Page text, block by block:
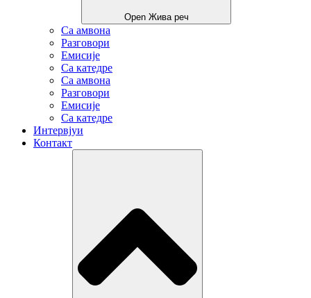
Open Жива реч
Са амвона
Разговори
Емисије
Са катедре
Са амвона
Разговори
Емисије
Са катедре
Интервјуи
Контакт